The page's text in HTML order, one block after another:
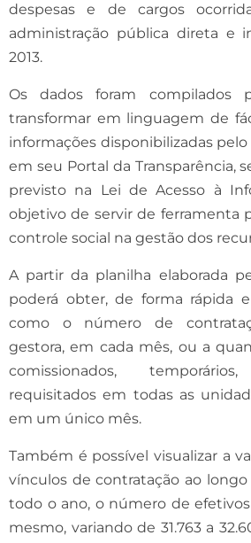
despesas e de cargos
administração pública direta e
2013.
Os dados foram compilados
transformar em linguagem de
informações disponibilizadas
em seu Portal da Transparência,
previsto na Lei de Acesso à
objetivo de servir de ferramenta
controle social na gestão dos
A partir da planilha elaborada
poderá obter, de forma rápida
como o número de
gestora, em cada mês, ou a
comissionados,
requisitados em todas as
em um único mês.
Também é possível visualizar a
vínculos de contratação ao longo
todo o ano, o número de
mesmo, variando de 31.763 a